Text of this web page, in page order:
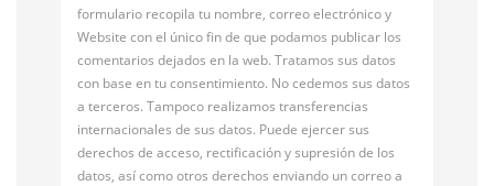
formulario recopila tu nombre, correo electrónico y
Website con el único fin de que podamos publicar los
comentarios dejados en la web. Tratamos sus datos
con base en tu consentimiento. No cedemos sus datos
a terceros. Tampoco realizamos transferencias
internacionales de sus datos. Puede ejercer sus
derechos de acceso, rectificación y supresión de los
datos, así como otros derechos enviando un correo a